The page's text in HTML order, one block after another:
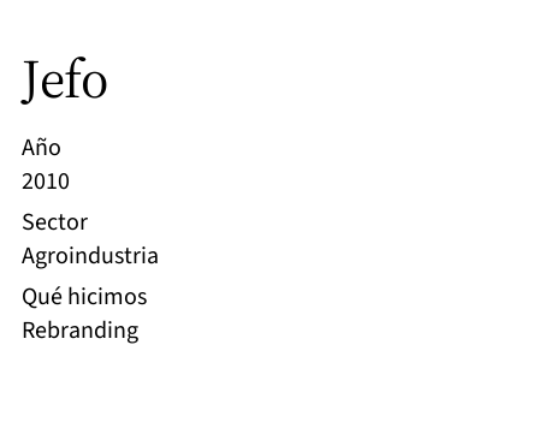
Jefo
Año
2010
Sector
Agroindustria
Qué hicimos
Rebranding